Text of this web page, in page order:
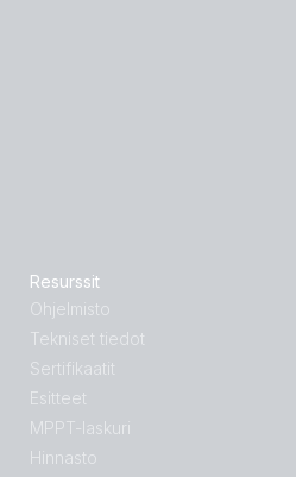
Resurssit
Ohjelmisto
Tekniset tiedot
Sertifikaatit
Esitteet
MPPT-laskuri
Hinnasto